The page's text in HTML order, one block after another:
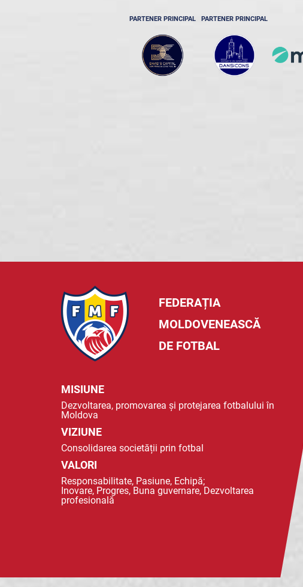
PARTENER PRINCIPAL PARTENER PRINCIPAL
FEDERAȚIA
MOLDOVENEASCĂ
DE FOTBAL
MISIUNE
Dezvoltarea, promovarea și protejarea fotbalului în
Moldova
VIZIUNE
Consolidarea societății prin fotbal
VALORI
Responsabilitate, Pasiune, Echipă;
Inovare, Progres, Buna guvernare, Dezvoltarea
profesională